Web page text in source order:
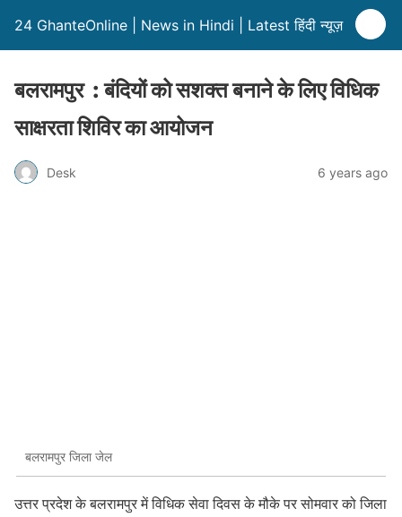
24 GhanteOnline | News in Hindi | Latest हिंदी न्यूज़
बलरामपुर : बंदियों को सशक्त बनाने के लिए विधिक
साक्षरता शिविर का आयोजन
Desk 6 years ago
बलरामपुर जिला जेल
उत्तर प्रदेश के बलरामपुर में विधिक सेवा दिवस के मौके पर सोमवार को जिला